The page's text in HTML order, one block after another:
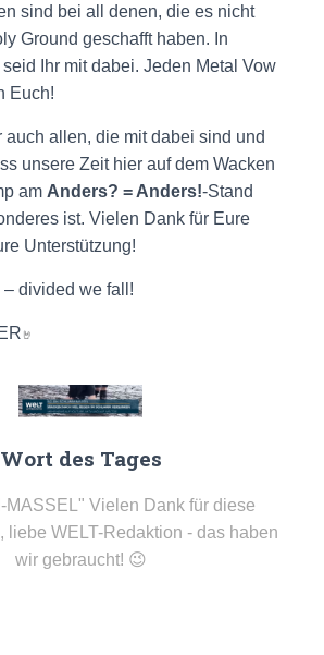
sind bei all denen, die es nicht
Ground geschafft haben. In
Ihr mit dabei. Jeden Metal Vow
Euch!
auch allen, die mit dabei sind und
unsere Zeit hier auf dem Wacken
am Anders? = Anders!-Stand
ist. Vielen Dank für Eure
Unterstützung!
divided we fall!
🤘
Wort des Tages
MASSEL" Vielen Dank für diese
liebe WELT-Redaktion - das haben
wir gebraucht! 😉